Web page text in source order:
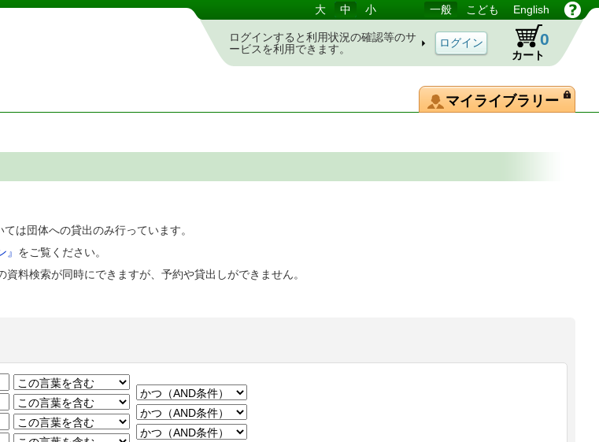
予約システム 大 中 小 一般 こども English
ログインすると利用状況の確認等のサ
ービスを利用できます。
カート
0
マイライブラリー
は団体への貸出のみ行っています。
をご覧ください。
資料検索が同時にできますが、予約や貸出しができません。